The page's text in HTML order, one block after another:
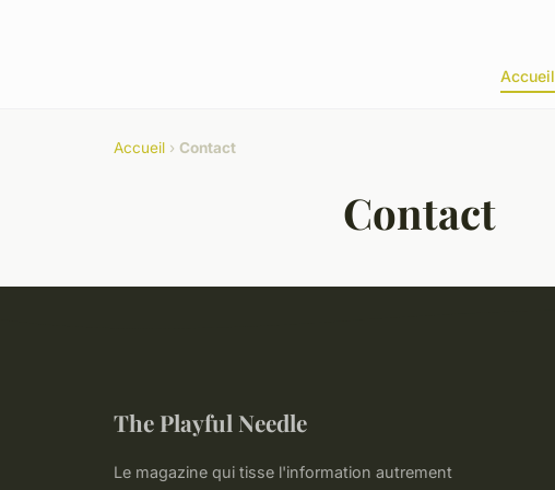
Accueil
Accueil › Contact
Contact
The Playful Needle
Le magazine qui tisse l'information autrement